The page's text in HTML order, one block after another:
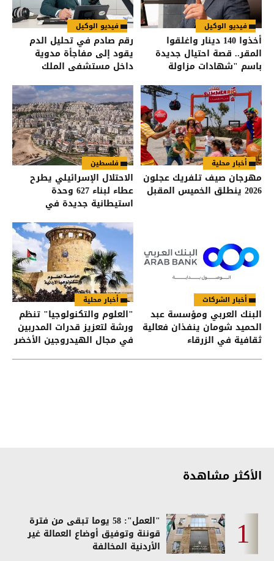
فيديو الوكيل
أخذوا 140 دينار واغلقوا
المقر.. قصة احتيال جديدة
باسم "شهادات مزاولة
فيديو الوكيل
رقم صادم في تحليل الدم
يقود إلى مفاجأة مدوية
داخل مستشفى الملك
أخبار محلية
مهرجان صيف تلفريك عجلون
2026 ينطلق الخميس المقبل
فلسطين
الاحتلال الإسرائيلي يطرح
عطاء لبناء 627 وحدة
استيطانية جديدة في
أخبار الشركات
البنك العربي ومؤسسة عبد
الحميد شومان ينفذان فعالية
ثقافية في الزرقاء
أخبار محلية
"العلوم والتكنولوجيا" تنظم
ورشة لتعزيز قدرات المدربين
في مجال الهيدروجين الأخضر
الأكثر مشاهدة
"العمل": 58 يوما تبقى من فترة
قوننة وتوفيق أوضاع العمالة غير
الأردنية المخالفة